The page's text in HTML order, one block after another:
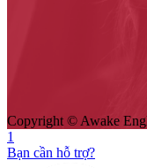
Copyright © Awake
1
Bạn cần hỗ trợ?